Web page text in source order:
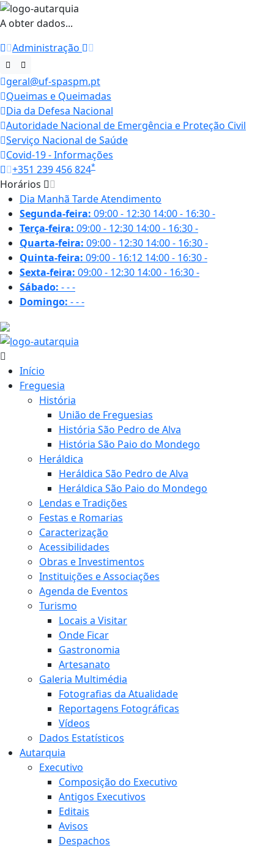
A obter dados...
Administração
geral@uf-spaspm.pt
Queimas e Queimadas
Dia da Defesa Nacional
Autoridade Nacional de Emergência e Proteção Civil
Serviço Nacional de Saúde
Covid-19 - Informações
+351 239 456 824*
Horários
Dia Manhã TardeAtendimento
Segunda-feira: 09:00 - 12:30 14:00 - 16:30-
Terça-feira: 09:00 - 12:30 14:00 - 16:30-
Quarta-feira: 09:00 - 12:30 14:00 - 16:30-
Quinta-feira: 09:00 - 16:12 14:00 - 16:30-
Sexta-feira: 09:00 - 12:30 14:00 - 16:30-
Sábado: ---
Domingo: ---
Início
Freguesia
História
União de Freguesias
História São Pedro de Alva
História São Paio do Mondego
Heráldica
Heráldica São Pedro de Alva
Heráldica São Paio do Mondego
Lendas e Tradições
Festas e Romarias
Caracterização
Acessibilidades
Obras e Investimentos
Instituições e Associações
Agenda de Eventos
Turismo
Locais a Visitar
Onde Ficar
Gastronomia
Artesanato
Galeria Multimédia
Fotografias da Atualidade
Reportagens Fotográficas
Vídeos
Dados Estatísticos
Autarquia
Executivo
Composição do Executivo
Antigos Executivos
Editais
Avisos
Despachos